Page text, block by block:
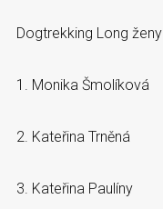
Dogtrekking Long ženy
1. Monika Šmolíková
2. Kateřina Trněná
3. Kateřina Paulíny